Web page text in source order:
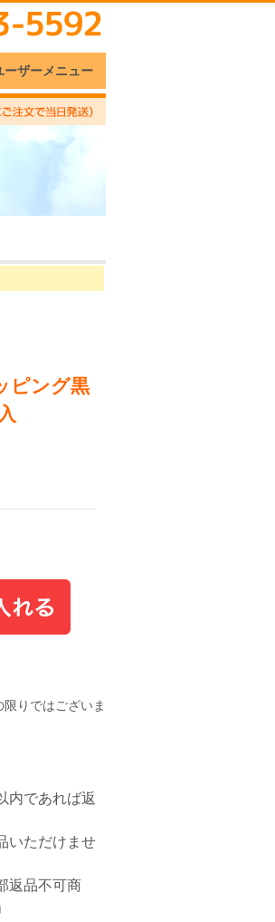
ーザーメニュー
ピング黒
りではございま
内であれば返
いただけませ
返品不可商